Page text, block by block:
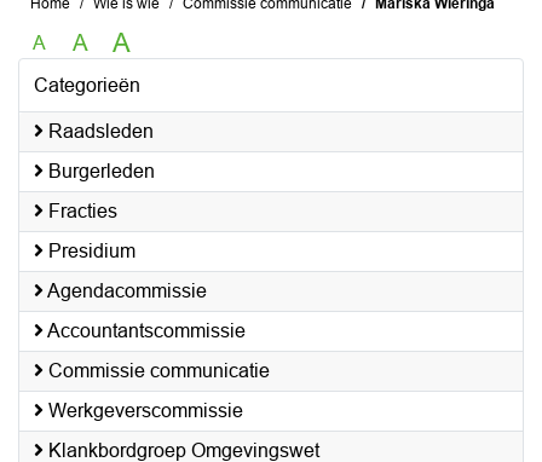
Home Wie is wie Commissie communicatie Mariska Wieringa
A A A
Categorieën
Raadsleden
Burgerleden
Fracties
Presidium
Agendacommissie
Accountantscommissie
Commissie communicatie
Werkgeverscommissie
Klankbordgroep Omgevingswet